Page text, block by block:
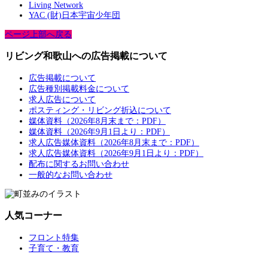
Living Network
YAC (財)日本宇宙少年団
ページ上部へ戻る
リビング和歌山への広告掲載について
広告掲載について
広告種別掲載料金について
求人広告について
ポスティング・リビング折込について
媒体資料（2026年8月末まで：PDF）
媒体資料（2026年9月1日より：PDF）
求人広告媒体資料（2026年8月末まで：PDF）
求人広告媒体資料（2026年9月1日より：PDF）
配布に関するお問い合わせ
一般的なお問い合わせ
人気コーナー
フロント特集
子育て・教育